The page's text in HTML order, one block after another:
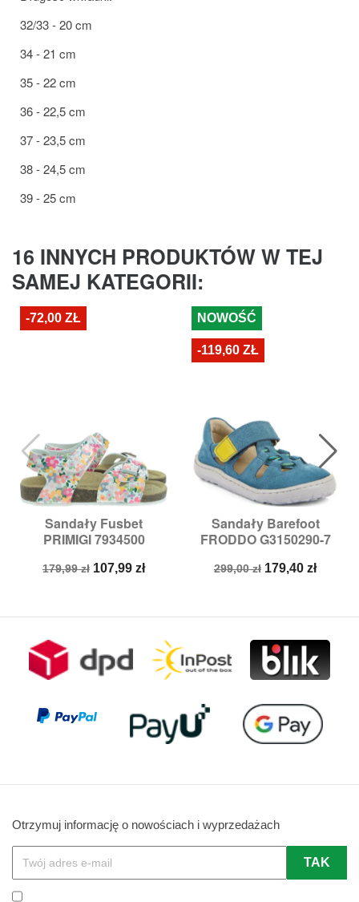
32/33 - 20 cm
34 - 21 cm
35 - 22 cm
36 - 22,5 cm
37 - 23,5 cm
38 - 24,5 cm
39 - 25 cm
16 INNYCH PRODUKTÓW W TEJ
SAMEJ KATEGORII:
Sandały Fusbet
PRIMIGI 7934500
Cena
179,99 zł Cena
107,99 zł
-72,00 ZŁ
Sandały Barefoot
FRODDO G3150290-7
Cena
299,00 zł Cena
179,40 zł
NOWOŚĆ
-119,60 ZŁ
Otrzymuj informację o nowościach i wyprzedażach